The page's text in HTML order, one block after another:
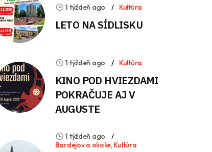
1 týždeň ago Kultúra
LETO NA SÍDLISKU
1 týždeň ago Kultúra
KINO POD HVIEZDAMI
POKRAČUJE AJ V
AUGUSTE
1 týždeň ago
Bardejov a okolie,Kultúra